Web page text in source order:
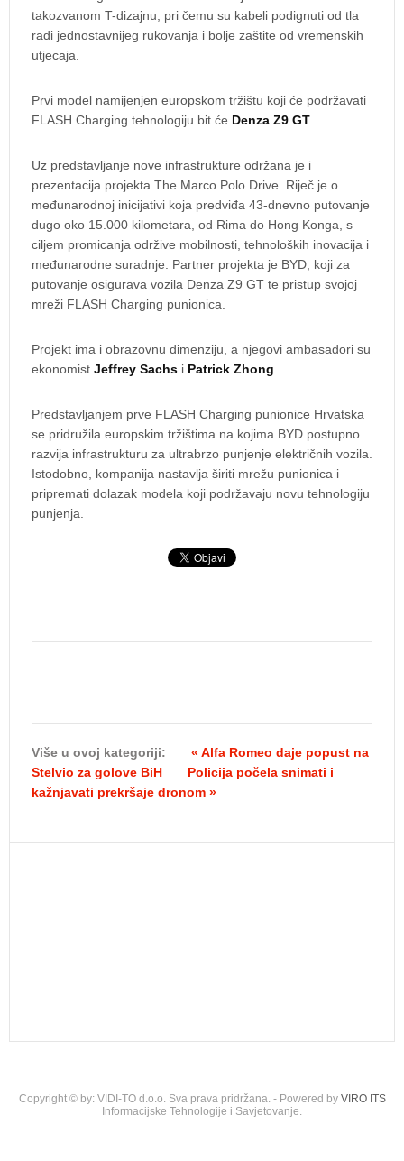
takozvanom T-dizajnu, pri čemu su kabeli podignuti od tla
radi jednostavnijeg rukovanja i bolje zaštite od vremenskih
utjecaja.
Prvi model namijenjen europskom tržištu koji će podržavati
FLASH Charging tehnologiju bit će Denza Z9 GT
Uz predstavljanje nove infrastrukture održana je i
prezentacija projekta The Marco Polo Drive. Riječ je o
međunarodnoj inicijativi koja predviđa 43-dnevno putovanje
dugo oko 15.000 kilometara, od Rima do Hong Konga, s
ciljem promicanja održive mobilnosti, tehnoloških inovacija i
međunarodne suradnje. Partner projekta je BYD, koji za
putovanje osigurava vozila Denza Z9 GT te pristup svojoj
mreži FLASH Charging punionica.
Projekt ima i obrazovnu dimenziju, a njegovi ambasadori su
ekonomist Jeffrey Sachs i Patrick Zhong
Predstavljanjem prve FLASH Charging punionice Hrvatska
se pridružila europskim tržištima na kojima BYD postupno
razvija infrastrukturu za ultrabrzo punjenje električnih vozila.
Istodobno, kompanija nastavlja širiti mrežu punionica i
pripremati dolazak modela koji podržavaju novu tehnologiju
punjenja.
Više u ovoj kategoriji:
« Alfa Romeo daje popust na
Stelvio za golove BiH
Policija počela snimati i
kažnjavati prekršaje dronom »
Copyright © by: VIDI-TO d.o.o. Sva prava pridržana. - Powered by VIRO ITS
Informacijske Tehnologije i Savjetovanje.